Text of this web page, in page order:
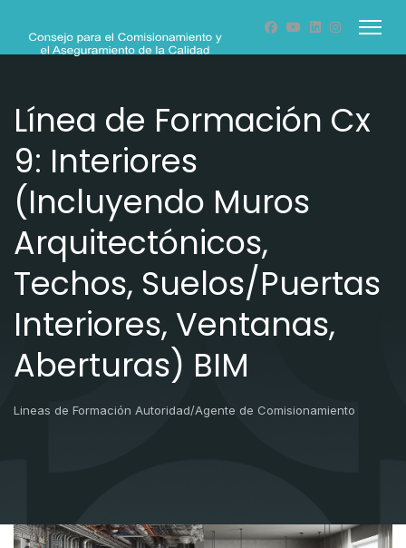
Línea de Formación Cx
9: Interiores
(Incluyendo Muros
Arquitectónicos,
Techos, Suelos/Puertas
Interiores, Ventanas,
Aberturas) BIM
Lineas de Formación Autoridad/Agente de Comisionamiento